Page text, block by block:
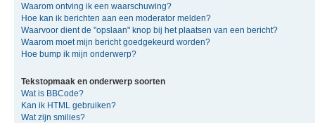
Waarom ontving ik een waarschuwing?
Hoe kan ik berichten aan een moderator melden?
Waarvoor dient de "opslaan" knop bij het plaatsen van een bericht?
Waarom moet mijn bericht goedgekeurd worden?
Hoe bump ik mijn onderwerp?
Tekstopmaak en onderwerp soorten
Wat is BBCode?
Kan ik HTML gebruiken?
Wat zijn smilies?